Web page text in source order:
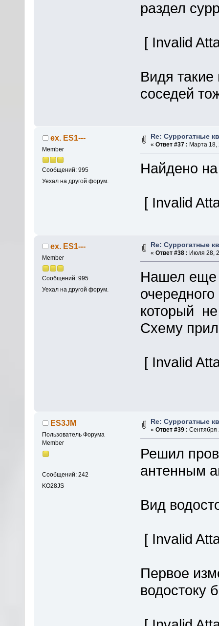
раздел
[ Invalid
Видя такие
соседей
ex. ES1---
Member
Сообщений: 995
Уехал на другой форум.
Re: Суррогатные
«Ответ #37 : Марта 18,
Найдено
[ Invalid
ex. ES1---
Member
Сообщений: 995
Уехал на другой форум.
Re: Суррогатные
«Ответ #38 : Июля 28,
Нашел еще
который
Схему
[ Invalid
ES3JM
Пользователь Форума
Member
Сообщений: 242
KO28JS
Re: Суррогатные
«Ответ #39 : Сентября
Решил
антенным
Вид
[ Invalid
Первое
водостоку